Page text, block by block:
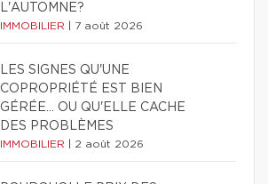
L'AUTOMNE?
IMMOBILIER 7 août 2026
LES SIGNES QU'UNE
COPROPRIÉTÉ EST BIEN
GÉRÉE… OU QU'ELLE CACHE
DES PROBLÈMES
IMMOBILIER 2 août 2026